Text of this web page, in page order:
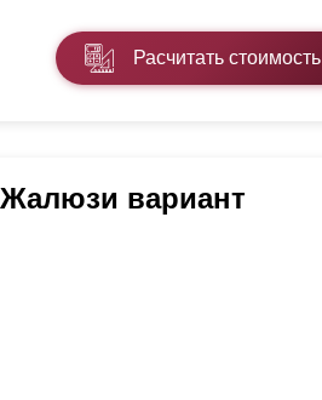
Расчитать стоимость
вариант